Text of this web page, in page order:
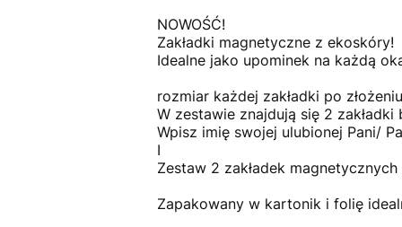
NOWOŚĆ!
Zakładki magnetyczne z ekoskóry!
Idealne jako upominek na każdą
rozmiar każdej zakładki po
W zestawie znajdują się 2
Wpisz imię swojej ulubionej Pani/
I
Zestaw 2 zakładek
Zapakowany w kartonik i folię